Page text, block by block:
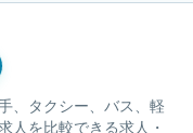
、タクシー、バス、軽
人を比較できる求人・